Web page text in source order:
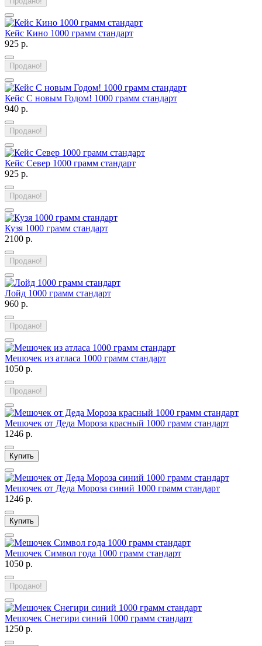
Кейс Кино 1000 грамм стандарт
925 р.
Продано!
Кейс С новым Годом! 1000 грамм стандарт
940 р.
Продано!
Кейс Север 1000 грамм стандарт
925 р.
Продано!
Кузя 1000 грамм стандарт
2100 р.
Продано!
Лойд 1000 грамм стандарт
960 р.
Продано!
Мешочек из атласа 1000 грамм стандарт
1050 р.
Продано!
Мешочек от Деда Мороза красный 1000 грамм стандарт
1246 р.
Купить
Мешочек от Деда Мороза синий 1000 грамм стандарт
1246 р.
Купить
Мешочек Символ года 1000 грамм стандарт
1050 р.
Продано!
Мешочек Снегири синий 1000 грамм стандарт
1250 р.